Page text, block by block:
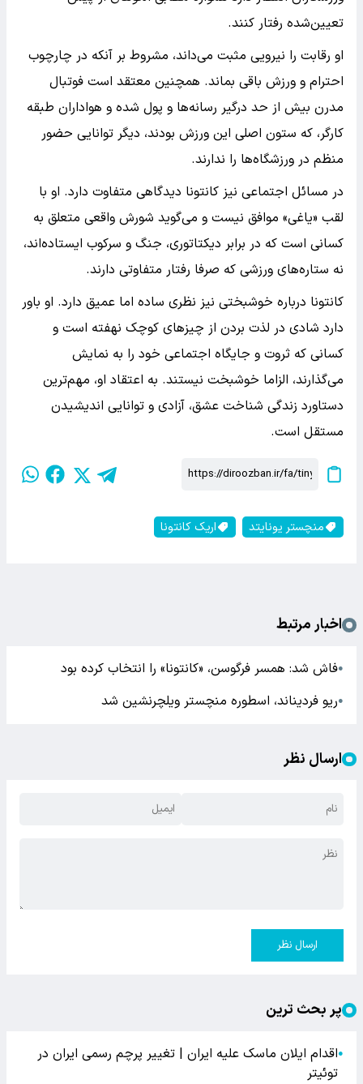
تعیین‌شده رفتار کنند.
او رقابت را نیرویی مثبت می‌داند، مشروط بر آنکه در چارچوب
احترام و ورزش باقی بماند. همچنین معتقد است فوتبال
مدرن بیش از حد درگیر رسانه‌ها و پول شده و هواداران طبقه
کارگر، که ستون اصلی این ورزش بودند، دیگر توانایی حضور
منظم در ورزشگاه‌ها را ندارند.
در مسائل اجتماعی نیز کانتونا دیدگاهی متفاوت دارد. او با
لقب «یاغی» موافق نیست و می‌گوید شورش واقعی متعلق به
کسانی است که در برابر دیکتاتوری، جنگ و سرکوب ایستاده‌اند،
نه ستاره‌های ورزشی که صرفا رفتار متفاوتی دارند.
کانتونا درباره خوشبختی نیز نظری ساده اما عمیق دارد. او باور
دارد شادی در لذت بردن از چیزهای کوچک نهفته است و
کسانی که ثروت و جایگاه اجتماعی خود را به نمایش
می‌گذارند، الزاما خوشبخت نیستند. به اعتقاد او، مهم‌ترین
دستاورد زندگی شناخت عشق، آزادی و توانایی اندیشیدن
مستقل است.
منچستر یونایتد اریک کانتونا
اخبار مرتبط
●فاش شد: همسر فرگوسن، «کانتونا» را انتخاب کرده بود
●ریو فردیناند، اسطوره منچستر ویلچرنشین شد
ارسال نظر
ارسال نظر
پر بحث ترین
●اقدام ایلان ماسک علیه ایران | تغییر پرچم رسمی ایران در
توئیتر